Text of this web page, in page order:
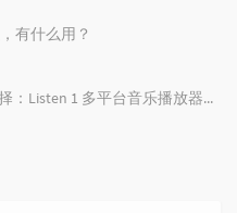
有什么用？
Ubuntu下听音乐的第一选择：Listen 1 多平台音乐播放器，所有免费音乐一应俱全！